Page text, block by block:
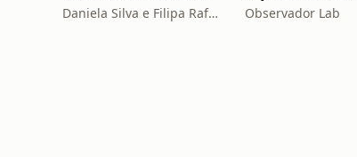
Daniela Silva e Filipa Rafael Observador Lab